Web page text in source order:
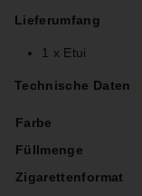
Lieferumfang
1 x Etui
Technische Daten
Farbe
Füllmenge
Zigarettenformat